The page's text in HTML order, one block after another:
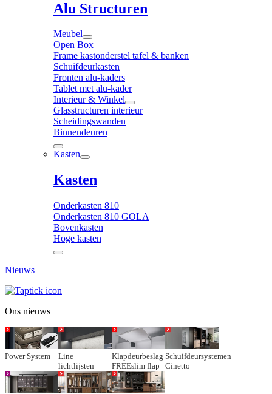
Alu Structuren
Meubel
Open Box
Frame kastonderstel tafel & banken
Schuifdeurkasten
Fronten alu-kaders
Tablet met alu-kader
Interieur & Winkel
Glasstructuren interieur
Scheidingswanden
Binnendeuren
Kasten
Kasten
Onderkasten 810
Onderkasten 810 GOLA
Bovenkasten
Hoge kasten
Nieuws
Ons nieuws
Power System
Line
lichtlijsten
Klapdeurbeslag
FREEslim flap
Schuifdeursystemen
Cinetto